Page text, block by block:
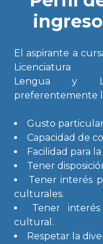
ingreso
El aspirante a
Licenciatura
Lengua y
preferentemente
Gusto
Capacidad de
Facilidad para
Tener
Tener interés
culturales.
Tener
cultural.
Respetar la